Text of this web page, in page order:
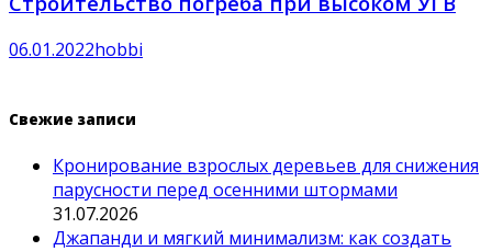
06.01.2022hobbi
Свежие записи
Кронирование взрослых деревьев для снижения
парусности перед осенними штормами
31.07.2026
Джапанди и мягкий минимализм: как создать